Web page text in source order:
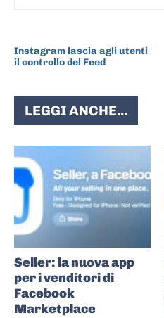
Instagram lascia agli utenti
il controllo del Feed
LEGGI ANCHE...
Seller: la nuova app
per i venditori di
Facebook
Marketplace